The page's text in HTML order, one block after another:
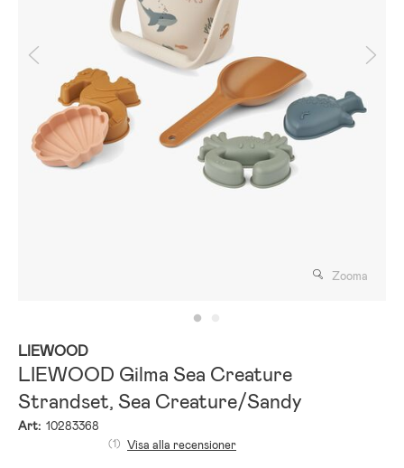
Zooma
LIEWOOD
LIEWOOD Gilma Sea Creature
Strandset, Sea Creature/Sandy
Art: 10283368
(1) Visa alla recensioner